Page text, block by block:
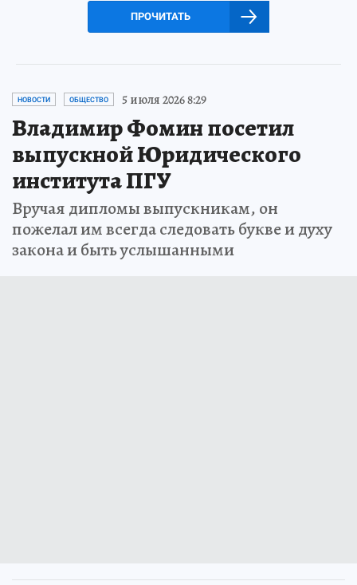
ПРОЧИТАТЬ
НОВОСТИ ОБЩЕСТВО 5 июля 2026 8:29
Владимир Фомин посетил
выпускной Юридического
института ПГУ
Вручая дипломы выпускникам, он
пожелал им всегда следовать букве и духу
закона и быть услышанными